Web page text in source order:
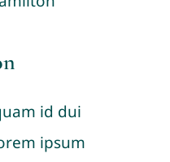
id dui
ipsum